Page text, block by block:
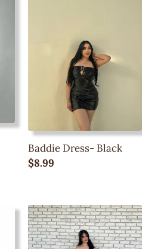
Baddie Dress- Black
Precio
$8.99
Camila
Dress-
Black